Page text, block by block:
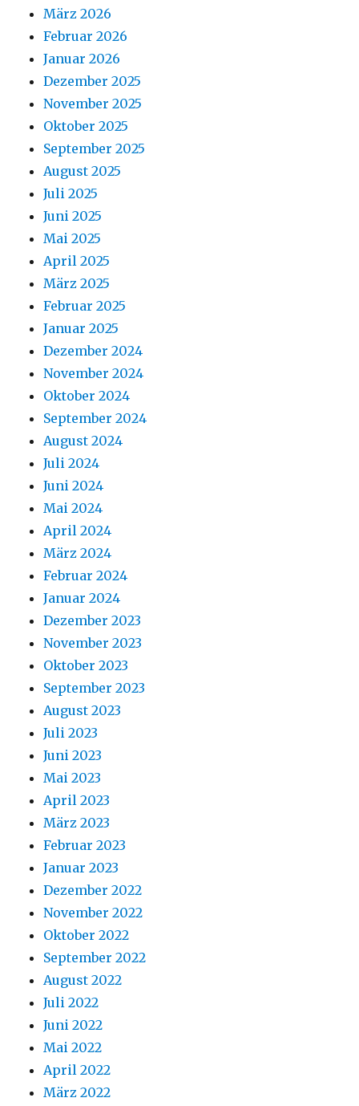
März 2026
Februar 2026
Januar 2026
Dezember 2025
November 2025
Oktober 2025
September 2025
August 2025
Juli 2025
Juni 2025
Mai 2025
April 2025
März 2025
Februar 2025
Januar 2025
Dezember 2024
November 2024
Oktober 2024
September 2024
August 2024
Juli 2024
Juni 2024
Mai 2024
April 2024
März 2024
Februar 2024
Januar 2024
Dezember 2023
November 2023
Oktober 2023
September 2023
August 2023
Juli 2023
Juni 2023
Mai 2023
April 2023
März 2023
Februar 2023
Januar 2023
Dezember 2022
November 2022
Oktober 2022
September 2022
August 2022
Juli 2022
Juni 2022
Mai 2022
April 2022
März 2022